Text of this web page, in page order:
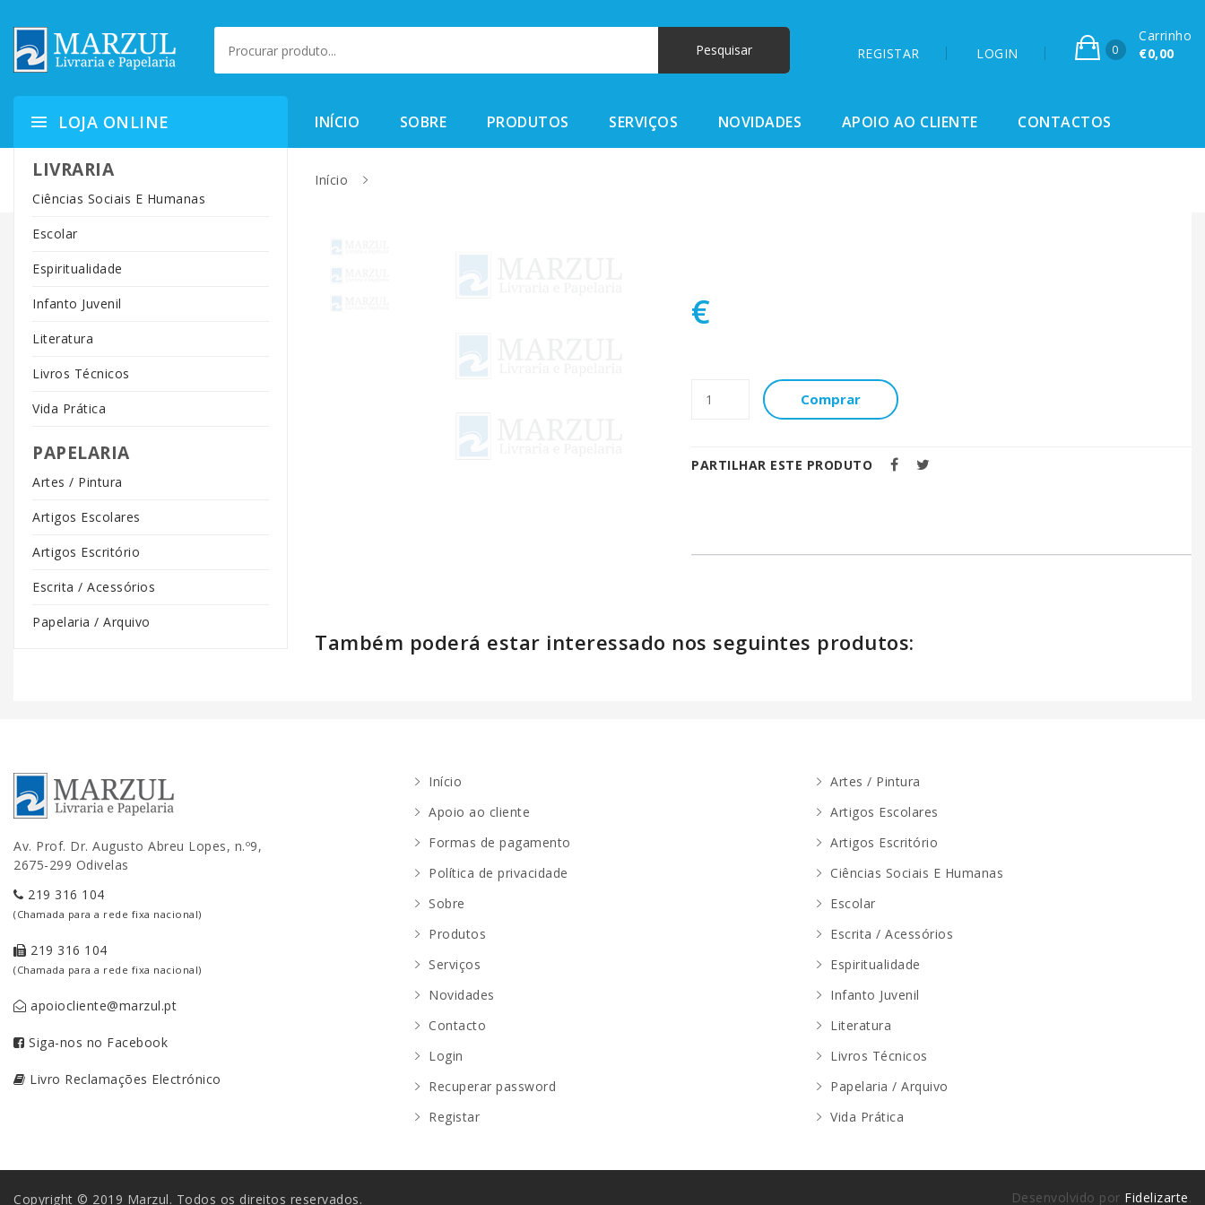
REGISTAR LOGIN 0
Carrinho
€0,00
LOJA ONLINE
LIVRARIA
Ciências Sociais E Humanas
Escolar
Espiritualidade
Infanto Juvenil
Literatura
Livros Técnicos
Vida Prática
PAPELARIA
Artes / Pintura
Artigos Escolares
Artigos Escritório
Escrita / Acessórios
Papelaria / Arquivo
INÍCIO SOBRE PRODUTOS SERVIÇOS NOVIDADES APOIO AO CLIENTE CONTACTOS
Início
€
Comprar
PARTILHAR ESTE PRODUTO
Também poderá estar interessado nos seguintes produtos:
Av. Prof. Dr. Augusto Abreu Lopes, n.º9,
2675-299 Odivelas
219 316 104
(Chamada para a rede fixa nacional)
219 316 104
(Chamada para a rede fixa nacional)
apoiocliente@marzul.pt
Siga-nos no Facebook
Livro Reclamações Electrónico
Início
Apoio ao cliente
Formas de pagamento
Política de privacidade
Sobre
Produtos
Serviços
Novidades
Contacto
Login
Recuperar password
Registar
Artes / Pintura
Artigos Escolares
Artigos Escritório
Ciências Sociais E Humanas
Escolar
Escrita / Acessórios
Espiritualidade
Infanto Juvenil
Literatura
Livros Técnicos
Papelaria / Arquivo
Vida Prática
Copyright © 2019 Marzul. Todos os direitos reservados. Desenvolvido por Fidelizarte.